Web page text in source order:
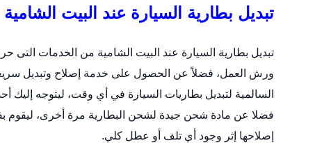
تبديل بطارية السيارة عند البيت الشامية
تبديل بطارية السيارة عند البيت الشامية من الخدمات التى
ورش العمل، فضلاً عن الحصول على خدمة إصلاح وتبديل
السالمية لتبديل بطاريات السيارة في أي وقت، ليتوجه إليك
فضلا عن مادة شحن جيدة لشحن البطارية مرة أخرى، ليقوم
إصلاحها إثر وجود أي تلف أو عطل كلي.